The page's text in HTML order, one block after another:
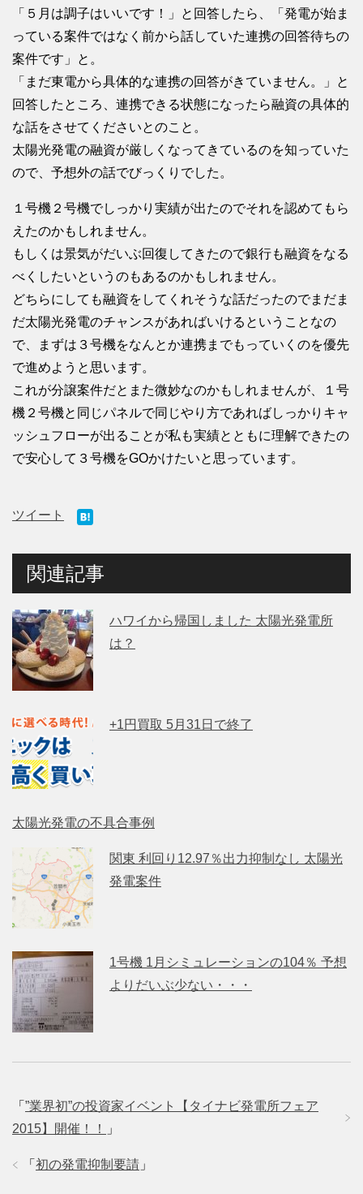
「５月は調子はいいです！」と回答したら、「発電が始ま
っている案件ではなく前から話していた連携の回答待ちの
案件です」と。
「まだ東電から具体的な連携の回答がきていません。」と
回答したところ、連携できる状態になったら融資の具体的
な話をさせてくださいとのこと。
太陽光発電の融資が厳しくなってきているのを知っていた
ので、予想外の話でびっくりでした。
１号機２号機でしっかり実績が出たのでそれを認めてもら
えたのかもしれません。
もしくは景気がだいぶ回復してきたので銀行も融資をなる
べくしたいというのもあるのかもしれません。
どちらにしても融資をしてくれそうな話だったのでまだま
だ太陽光発電のチャンスがあればいけるということなの
で、まずは３号機をなんとか連携までもっていくのを優先
で進めようと思います。
これが分譲案件だとまた微妙なのかもしれませんが、１号
機２号機と同じパネルで同じやり方であればしっかりキャ
ッシュフローが出ることが私も実績とともに理解できたの
で安心して３号機をGOかけたいと思っています。
ツイート
関連記事
ハワイから帰国しました 太陽光発電所
は？
+1円買取 5月31日で終了
太陽光発電の不具合事例
関東 利回り12.97％出力抑制なし 太陽光
発電案件
1号機 1月シミュレーションの104％ 予想
よりだいぶ少ない・・・
「 ”業界初”の投資家イベント【タイナビ発電所フェア
2015】開催！！
」
「 初の発電抑制要請 」